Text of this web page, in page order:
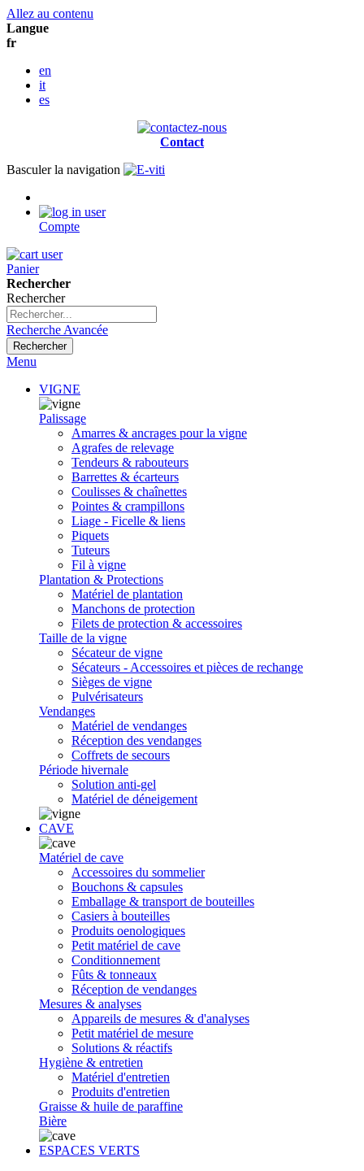
Allez au contenu
Langue
fr
en
it
es
Contact
Basculer la navigation
Compte
Panier
Rechercher
Rechercher
Recherche Avancée
Rechercher
Menu
VIGNE
Palissage
Amarres & ancrages pour la vigne
Agrafes de relevage
Tendeurs & rabouteurs
Barrettes & écarteurs
Coulisses & chaînettes
Pointes & crampillons
Liage - Ficelle & liens
Piquets
Tuteurs
Fil à vigne
Plantation & Protections
Matériel de plantation
Manchons de protection
Filets de protection & accessoires
Taille de la vigne
Sécateur de vigne
Sécateurs - Accessoires et pièces de rechange
Sièges de vigne
Pulvérisateurs
Vendanges
Matériel de vendanges
Réception des vendanges
Coffrets de secours
Période hivernale
Solution anti-gel
Matériel de déneigement
CAVE
Matériel de cave
Accessoires du sommelier
Bouchons & capsules
Emballage & transport de bouteilles
Casiers à bouteilles
Produits oenologiques
Petit matériel de cave
Conditionnement
Fûts & tonneaux
Réception de vendanges
Mesures & analyses
Appareils de mesures & d'analyses
Petit matériel de mesure
Solutions & réactifs
Hygiène & entretien
Matériel d'entretien
Produits d'entretien
Graisse & huile de paraffine
Bière
ESPACES VERTS